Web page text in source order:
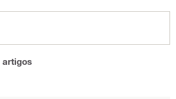
artigos